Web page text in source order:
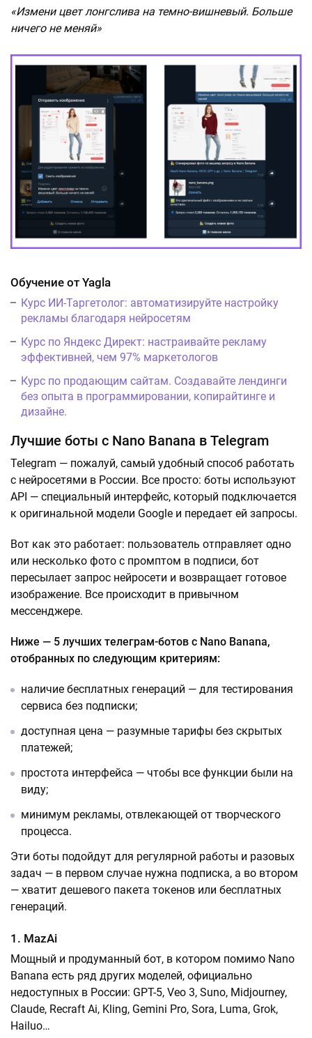
«Измени цвет лонгслива на темно-вишневый. Больше
ничего не меняй»
Обучение от Yagla
Курс ИИ-Таргетолог: автоматизируйте настройку
рекламы благодаря нейросетям
Курс по Яндекс Директ: настраивайте рекламу
эффективней, чем 97% маркетологов
Курс по продающим сайтам. Создавайте лендинги
без опыта в программировании, копирайтинге и
дизайне.
Лучшие боты с Nano Banana в Telegram
Telegram — пожалуй, самый удобный способ работать
с нейросетями в России. Все просто: боты используют
API — специальный интерфейс, который подключается
к оригинальной модели Google и передает ей запросы.
Вот как это работает: пользователь отправляет одно
или несколько фото с промптом в подписи, бот
пересылает запрос нейросети и возвращает готовое
изображение. Все происходит в привычном
мессенджере.
Ниже — 5 лучших телеграм-ботов с Nano Banana,
отобранных по следующим критериям:
наличие бесплатных генераций — для тестирования
сервиса без подписки;
доступная цена — разумные тарифы без скрытых
платежей;
простота интерфейса — чтобы все функции были на
виду;
минимум рекламы, отвлекающей от творческого
процесса.
Эти боты подойдут для регулярной работы и разовых
задач — в первом случае нужна подписка, а во втором
— хватит дешевого пакета токенов или бесплатных
генераций.
1. MazAi
Мощный и продуманный бот, в котором помимо Nano
Banana есть ряд других моделей, официально
недоступных в России: GPT-5, Veo 3, Suno, Midjourney,
Claude, Recraft Ai, Kling, Gemini Pro, Sora, Luma, Grok,
Hailuo…